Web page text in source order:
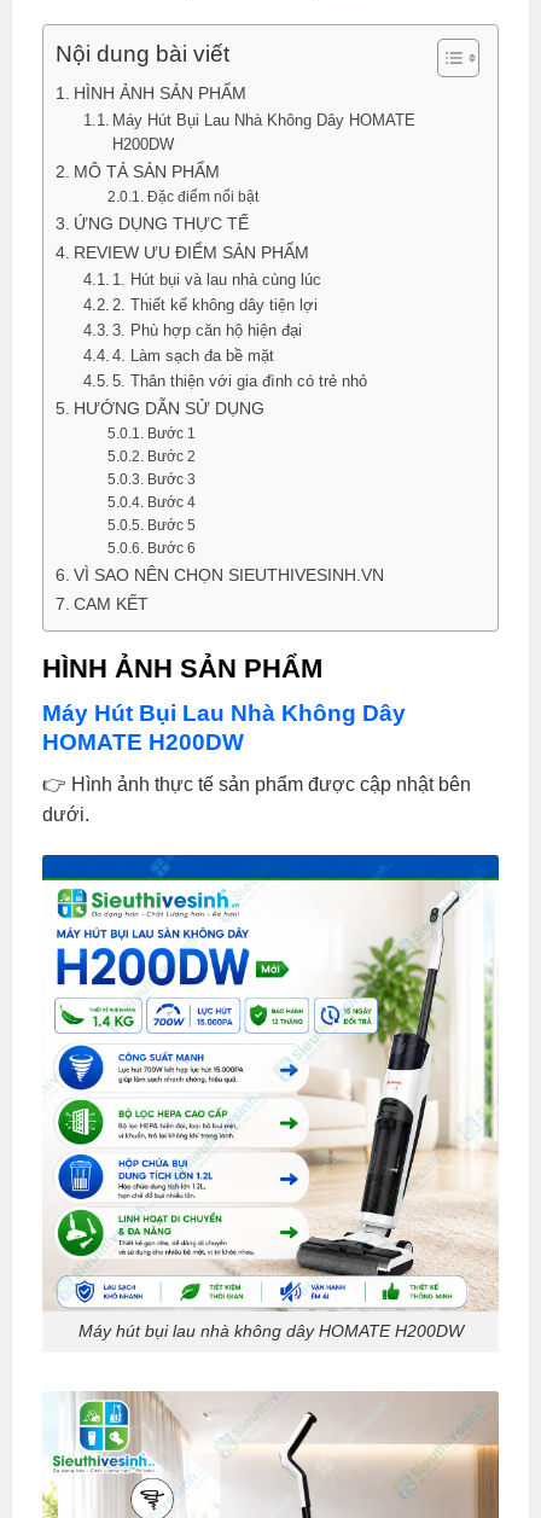
Nội dung bài viết
HÌNH ẢNH SẢN PHẨM
Máy Hút Bụi Lau Nhà Không Dây HOMATE
H200DW
MÔ TẢ SẢN PHẨM
Đặc điểm nổi bật
ỨNG DỤNG THỰC TẾ
REVIEW ƯU ĐIỂM SẢN PHẨM
1. Hút bụi và lau nhà cùng lúc
2. Thiết kế không dây tiện lợi
3. Phù hợp căn hộ hiện đại
4. Làm sạch đa bề mặt
5. Thân thiện với gia đình có trẻ nhỏ
HƯỚNG DẪN SỬ DỤNG
Bước 1
Bước 2
Bước 3
Bước 4
Bước 5
Bước 6
VÌ SAO NÊN CHỌN SIEUTHIVESINH.VN
CAM KẾT
HÌNH ẢNH SẢN PHẨM
Máy Hút Bụi Lau Nhà Không Dây
HOMATE H200DW
👉 Hình ảnh thực tế sản phẩm được cập nhật bên
dưới.
Máy hút bụi lau nhà không dây HOMATE H200DW